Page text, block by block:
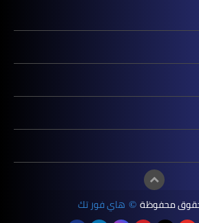
محفوظة © هاي فور تك